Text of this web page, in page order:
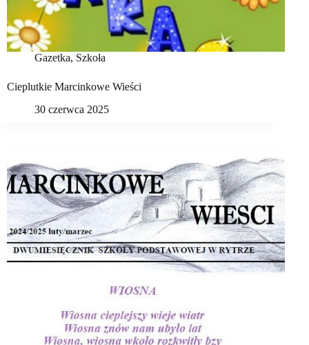
Gazetka, Szkoła
Cieplutkie Marcinkowe Wieści
30 czerwca 2025